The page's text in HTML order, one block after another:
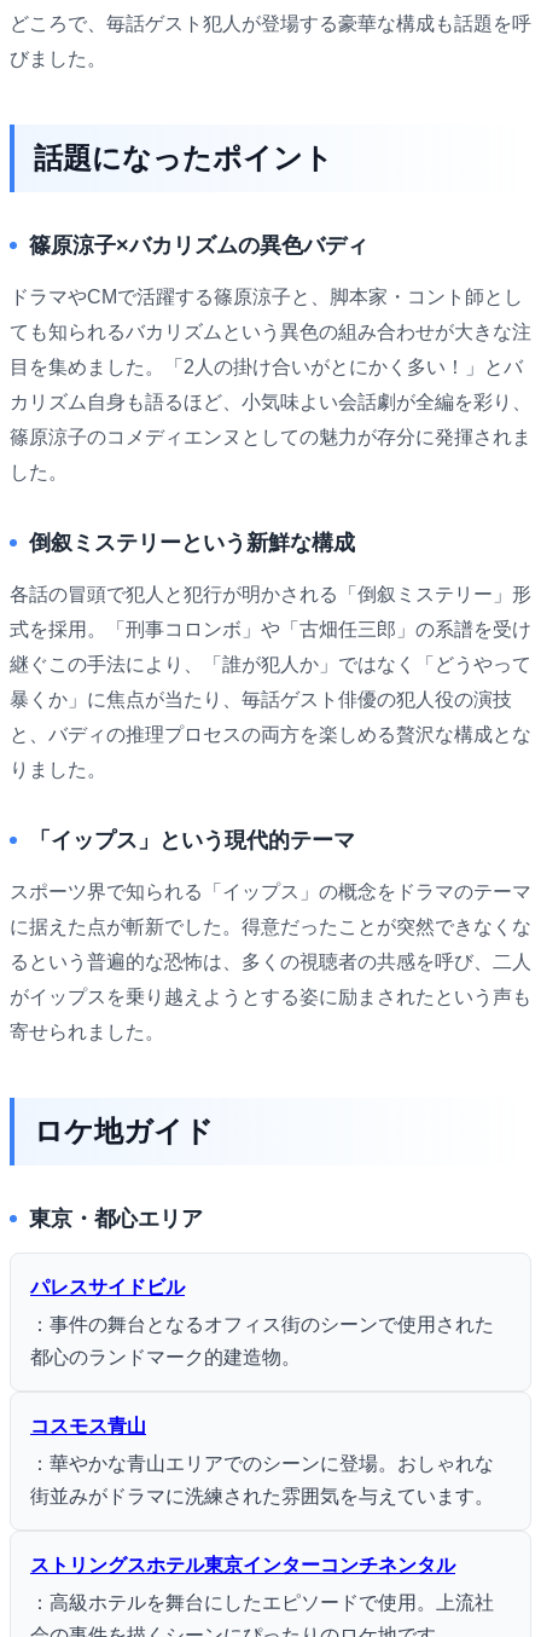
どころで、毎話ゲスト犯人が登場する豪華な構成も話題を呼
びました。
話題になったポイント
篠原涼子×バカリズムの異色バディ
ドラマやCMで活躍する篠原涼子と、脚本家・コント師とし
ても知られるバカリズムという異色の組み合わせが大きな注
目を集めました。「2人の掛け合いがとにかく多い！」とバ
カリズム自身も語るほど、小気味よい会話劇が全編を彩り、
篠原涼子のコメディエンヌとしての魅力が存分に発揮されま
した。
倒叙ミステリーという新鮮な構成
各話の冒頭で犯人と犯行が明かされる「倒叙ミステリー」形
式を採用。「刑事コロンボ」や「古畑任三郎」の系譜を受け
継ぐこの手法により、「誰が犯人か」ではなく「どうやって
暴くか」に焦点が当たり、毎話ゲスト俳優の犯人役の演技
と、バディの推理プロセスの両方を楽しめる贅沢な構成とな
りました。
「イップス」という現代的テーマ
スポーツ界で知られる「イップス」の概念をドラマのテーマ
に据えた点が斬新でした。得意だったことが突然できなくな
るという普遍的な恐怖は、多くの視聴者の共感を呼び、二人
がイップスを乗り越えようとする姿に励まされたという声も
寄せられました。
ロケ地ガイド
東京・都心エリア
パレスサイドビル
：事件の舞台となるオフィス街のシーンで使用された
都心のランドマーク的建造物。
コスモス青山
：華やかな青山エリアでのシーンに登場。おしゃれな
街並みがドラマに洗練された雰囲気を与えています。
ストリングスホテル東京インターコンチネンタル
：高級ホテルを舞台にしたエピソードで使用。上流社